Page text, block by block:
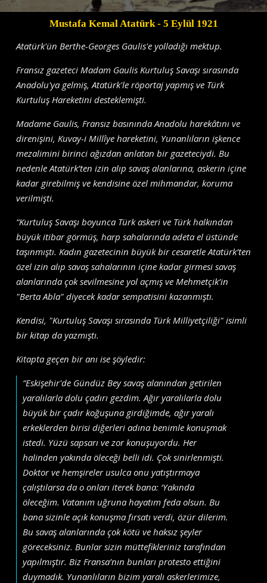
Mustafa Kemal Atatürk- 5 Eylül 1921
Atatürk'ün Berthe-Georges Gaulis'e yolladığı mektup.
Fransız gazeteci Madam Gaulis Kurtuluş Savaşı sırasında
Anadolu'ya gelmiş, Atatürk'le röportaj yapmış ve Türk
Kurtuluş Hareketini desteklemişti.
Madame Gaulis, Fransız basınında Anadolu harekâtını ve
direnişini, Kuvay-i Millîye hareketini, Yunanlıların işkence
mezalimini birinci ağızdan anlatan bir gazeteciydi. Bu
nedenle Atatürk’ten izin alıp savaş alanlarına, askerin içine
kadar girebilmiş ve kendisine özel mihmandar, koruma
verilmişti.
“Kurtuluş Savaşı boyunca Türk askeri ve Türk halkından
büyük itibar görmüş, harp sahalarında adeta el üstünde
taşınmıştı. Kadın gazetecinin büyük bir cesaretle Atatürk’ten
özel izin alıp savaş sahalarının içine kadar girmesi savaş
alanlarında çok sevilmesine yol açmış ve Mehmetçik’in
"Berta Abla" diyecek kadar sempatisini kazanmıştı.
Kendisi, "Kurtuluş Savaşı sırasında Türk Milliyetçiliği" isimli
bir kitap da yazmıştı.
Kitapta geçen bir anı ise şöyledir:
“Eskişehir'de Gündüz Bey savaş alanından getirilen
yaralılarla dolu çadırı gezdim. Ağır yaralılarla dolu
büyük bir çadır koğuşuna girdiğimde, ağır yaralı
erkeklerden birisi diğerleri adına benimle konuşmak
istedi. Yüzü sapsarı ve zor konuşuyordu. Her
halinden yakında öleceği belli idi. Çok sinirlenmişti.
Doktor ve hemşireler usulca onu yatıştırmaya
çalıştılarsa da o onları iterek bana: ‘Yakında
öleceğim. Vatanım uğruna hayatım feda olsun. Bu
bana sizinle açık konuşma fırsatı verdi, özür dilerim.
Bu savaş alanlarında çok kötü ve haksız şeyler
göreceksiniz. Bunlar sizin müttefikleriniz tarafından
yapılmıştır. Biz Fransa’nın bunları protesto ettiğini
duymadık. Yunanlıların bizim yaralı askerlerimize,